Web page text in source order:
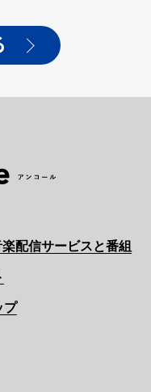
配信サービスと番組
プ